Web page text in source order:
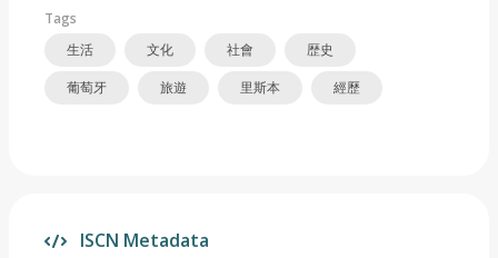
Tags
生活
文化 社會
歴史
葡萄牙
旅遊 里斯本 經歷
ISCN Metadata